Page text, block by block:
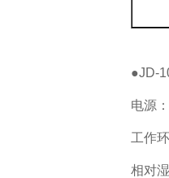
●JD-
电源
工作
相对